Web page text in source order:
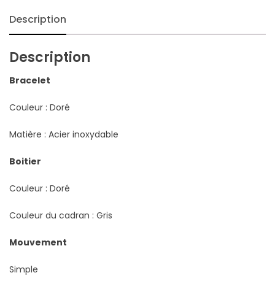
Description
Description
Bracelet
Couleur : Doré
Matière : Acier inoxydable
Boitier
Couleur : Doré
Couleur du cadran : Gris
Mouvement
Simple